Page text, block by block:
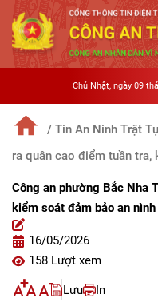
Chủ Nhật, ngày 09
/ Tin An Ninh Trật
ra quân cao điểm tuần
Công an phường Bắc Nha
kiểm soát đảm bảo an
16/05/2026
158 Lượt xem
Lưu In